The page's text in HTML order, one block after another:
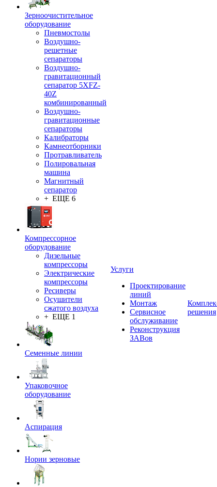
Зерноочистительное
оборудование
Пневмостолы
Воздушно-
решетные
сепараторы
Воздушно-
гравитационный
сепаратор 5XFZ-
40Z
комбинированный
Воздушно-
гравитационные
сепараторы
Калибраторы
Камнеотборники
Протравливатель
Полировальная
машина
Магнитный
сепаратор
+ ЕЩЕ 6
Компрессорное
оборудование
Дизельные
компрессоры
Электрические
компрессоры
Ресиверы
Осушители
сжатого воздуха
+ ЕЩЕ 1
Семенные линии
Упаковочное
оборудование
Аспирация
Нории зерновые
Услуги
Проектирование
линий
Монтаж
Сервисное
обслуживание
Реконструкция
ЗАВов
решения